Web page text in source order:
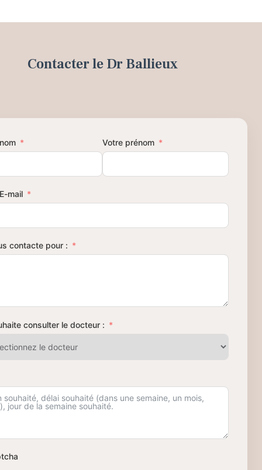
Contacter le Dr Ballieux
Votre prénom
mail
contacte pour :
consulter le docteur :